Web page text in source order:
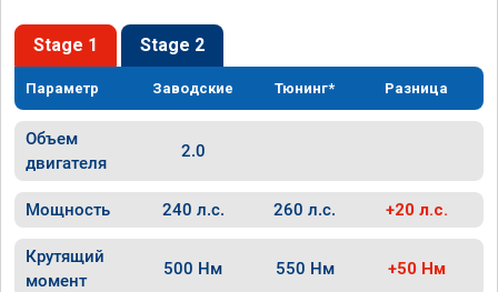
Stage 1 Stage 2
Параметр Заводские Тюнинг* Разница
Объем
двигателя
2.0
Мощность 240 л.с. 260 л.с. +20 л.с.
Крутящий
момент
500 Нм 550 Нм +50 Нм